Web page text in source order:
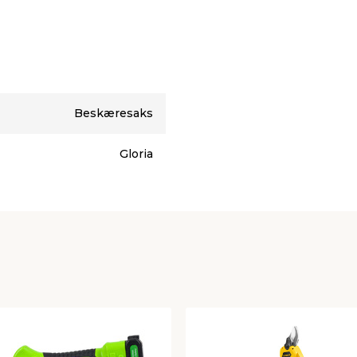
Beskæresaks
Gloria